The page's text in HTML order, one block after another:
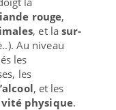
rouge,
, et lasur-
Au niveau
les
les
, et les
physique.